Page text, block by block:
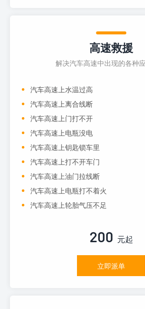
高速救援
解决汽车高速中出现的各种
汽车高速上水温过高
汽车高速上离合线断
汽车高速上门打不开
汽车高速上电瓶没电
汽车高速上钥匙锁车里
汽车高速上打不开车门
汽车高速上油门拉线断
汽车高速上电瓶打不着火
汽车高速上轮胎气压不足
200 元起
立即派单